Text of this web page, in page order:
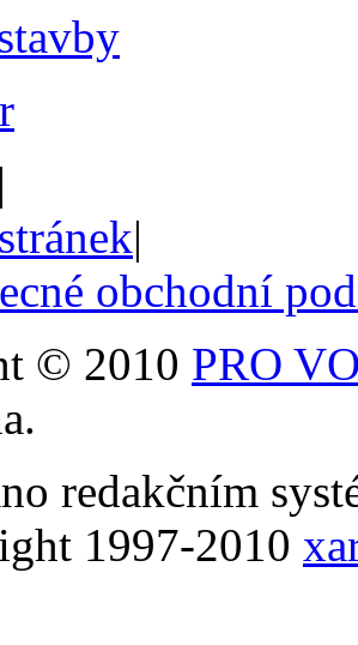
|
|
obchodní
© 2010 PRO
redakčním
1997-2010